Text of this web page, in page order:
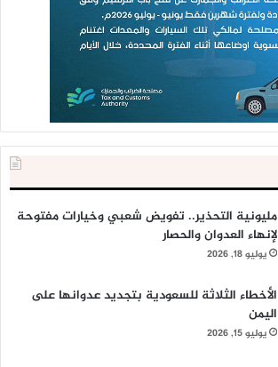
مليونية التحذير.. تفويض شعبي وخيارات مفتوحة
لإنهاء العدوان والحصار
يوليو 18, 2026
الأخطاء الثلاثة للسعودية بتجديد عدوانها على
اليمن
يوليو 15, 2026